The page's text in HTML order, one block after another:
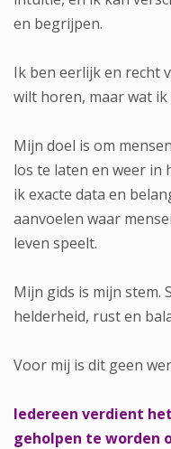
en begrijpen.
Ik ben eerlijk en recht
wilt horen, maar wat ik
Mijn doel is om
los te laten en weer in
ik exacte data en
aanvoelen waar
leven speelt.
Mijn gids is mijn stem.
helderheid, rust en
Voor mij is dit geen
Iedereen verdient
geholpen te worden